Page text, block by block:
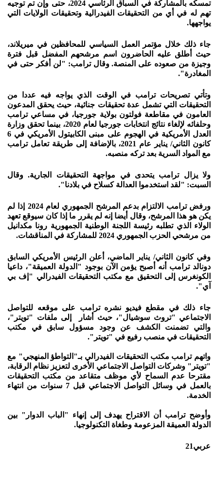
تمسكه بالمشاركة في السباق الرئاسي 2024، حتى وإن تم توجيه
تهم له في أي من التحقيقات الفيدرالية وتحقيقات الولايات التي
يواجهها.
جاء ذلك خلال مؤتمر العمل السياسي للمحافظين في ميريلاند،
حيث أطلق عليه الحاضرون اسم مرشحهم المفضل قبل فترة
وجيزة من صعوده على المنصة. وقال ترامب: "لن أفكر حتى في
المغادرة".
وتأتي تصريحات ترامب في الوقت الذي يواجه فيه عددا من
التحقيقات التي تشمل عدة تحقيقات جنائية، حيث يحقق المدعون
العامون في مقاطعة فولتون بولاية جورجيا، في مساعي ترامب
وحلفائه لإلغاء نتائج انتخابات جورجيا لعام 2020، بينما تحقق وزارة
العدل الأمريكية في الهجوم على مبنى الكابيتول الأمريكي في 6
كانون الثاني/ يناير عام 2021، بالإضافة إلى طريقة تعامل ترامب
مع المواد السرية بعد تركه منصبه.
ولا يزال ترامب يتحدى في مواجهة التحقيقات الجارية. وقال
السبت: "لقد استخدموا العدالة كسلاح في بلادنا".
ورفض ترامب الالتزام بدعم المرشح الجمهوري لعام 2024 إذا لم
يكن هو هذا المرشح، وقال أيضا إنه لم يقرر ما إذا كان سيوقع تعهد
الولاء الذي تطلبه رئيسة اللجنة الوطنية الجمهورية رونا مكدانيل
من مرشحي الحزب الجمهوري 2024 للمشاركة في المناقشات.
وفي كانون الثاني/ يناير الماضي، أعلن الرئيس الأمريكي السابق
دونالد ترامب أنه أصبح يؤمن الآن بوجود "الدولة العميقة"، داعيا
الكونغرس إلى التحقيق مع مكتب التحقيقات الفيدرالي "إف بي
آي".
جاء ذلك في مقطع فيديو نشره ترامب على موقعه للتواصل
الاجتماعي "تروث سوشيال"، حيث أشار إلى ملفات "تويتر"،
والتي تضمنت الكشف عن وجود مسؤول سابق في مكتب
التحقيقات في منصب رفيع في "تويتر".
واتهم ترامب مكتب التحقيقات الفيدرالي بـ"التواطؤ المنهجي" مع
"تويتر" وشركات التواصل الاجتماعي الأخرى لتعزيز نظام الرقابة،
مقترحا عدم السماح لأي موظف متقاعد من مكتب التحقيقات
بالعمل في وسائل التواصل الاجتماعي قبل 7 سنوات من انتهاء
الخدمة.
وأوضح ترامب أن الاقتراح يهدف إلى إنهاء "الباب الدوار" بين
الدولة العميقة المزعومة وطغاة التكنولوجيا.
عربي21